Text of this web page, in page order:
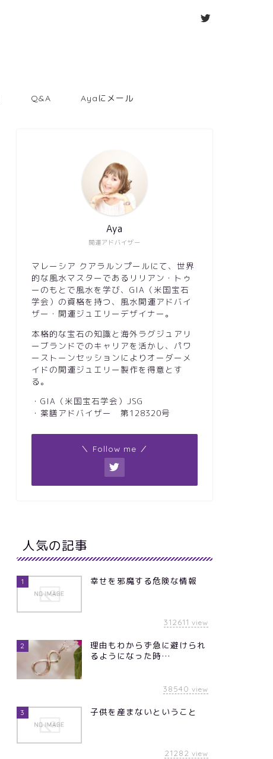
Q&A Ayaにメール
開運アドバイザー
Aya
マレーシア クアラルンプールにて、世界
的な風水マスターであるリリアン・トゥ
ーのもとで風水を学び、GIA（米国宝石
学会）の資格を持つ、風水開運アドバイ
ザー・開運ジュエリーデザイナー。
本格的な宝石の知識と海外ラグジュアリ
ーブランドでのキャリアを活かし、パワ
ーストーンセッションによりオーダーメ
イドの開運ジュエリー製作を得意とす
る。
・GIA（米国宝石学会）JSG
・薬膳アドバイザー 第128320号
＼ Follow me ／
人気の記事
1 幸せを邪魔する危険な情報
312611 view
2
理由もわからず急に避けられ
るようになった時…
38540 view
3 子供を産まないということ
21282 view